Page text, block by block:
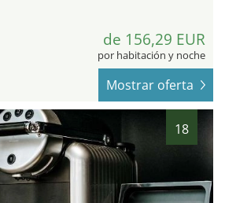
de 156,29 EUR
por habitación y noche
Mostrar oferta
18